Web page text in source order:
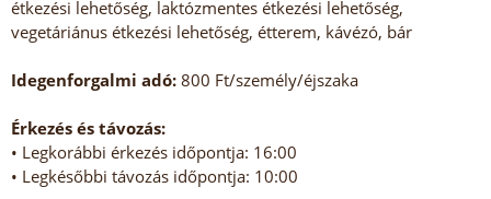
étkezési lehetőség, laktózmentes étkezési lehetőség,
vegetáriánus étkezési lehetőség, étterem, kávézó, bár
Idegenforgalmi adó: 800 Ft/személy/éjszaka
Érkezés és távozás:
• Legkorábbi érkezés időpontja: 16:00
• Legkésőbbi távozás időpontja: 10:00